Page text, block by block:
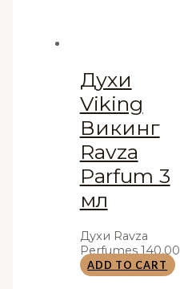
Духи
Viking
Викинг
Ravza
Parfum 3
мл
Духи Ravza
Perfumes140,00
ADD TO CART